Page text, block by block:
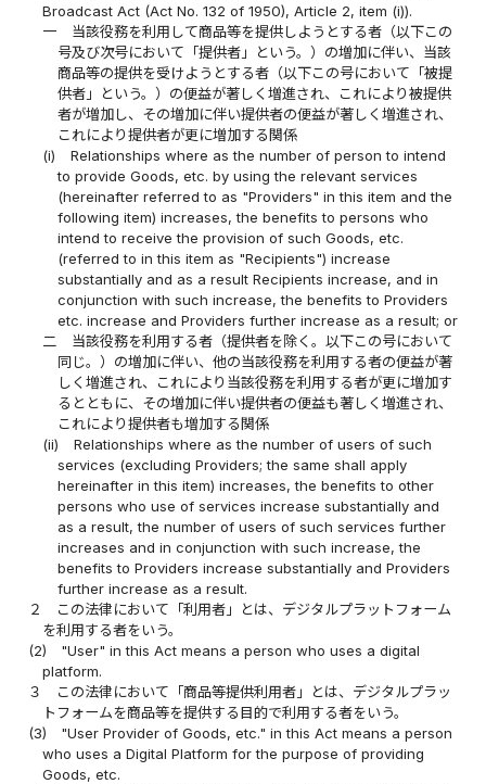
Broadcast Act (Act No. 132 of 1950), Article 2, item (i)).
一
当該役務を利用して商品等を提供しようとする者（以下この
号及び次号において「提供者」という。）の増加に伴い、当該
商品等の提供を受けようとする者（以下この号において「被提
供者」という。）の便益が著しく増進され、これにより被提供
者が増加し、その増加に伴い提供者の便益が著しく増進され、
これにより提供者が更に増加する関係
(i)
Relationships where as the number of person to intend
to provide Goods, etc. by using the relevant services
(hereinafter referred to as "Providers" in this item and the
following item) increases, the benefits to persons who
intend to receive the provision of such Goods, etc.
(referred to in this item as "Recipients") increase
substantially and as a result Recipients increase, and in
conjunction with such increase, the benefits to Providers
etc. increase and Providers further increase as a result; or
二
当該役務を利用する者（提供者を除く。以下この号において
同じ。）の増加に伴い、他の当該役務を利用する者の便益が著
しく増進され、これにより当該役務を利用する者が更に増加す
るとともに、その増加に伴い提供者の便益も著しく増進され、
これにより提供者も増加する関係
(ii)
Relationships where as the number of users of such
services (excluding Providers; the same shall apply
hereinafter in this item) increases, the benefits to other
persons who use of services increase substantially and
as a result, the number of users of such services further
increases and in conjunction with such increase, the
benefits to Providers increase substantially and Providers
further increase as a result.
２
この法律において「利用者」とは、デジタルプラットフォーム
を利用する者をいう。
(2)
"User" in this Act means a person who uses a digital
platform.
３
この法律において「商品等提供利用者」とは、デジタルプラッ
トフォームを商品等を提供する目的で利用する者をいう。
(3)
"User Provider of Goods, etc." in this Act means a person
who uses a Digital Platform for the purpose of providing
Goods, etc.